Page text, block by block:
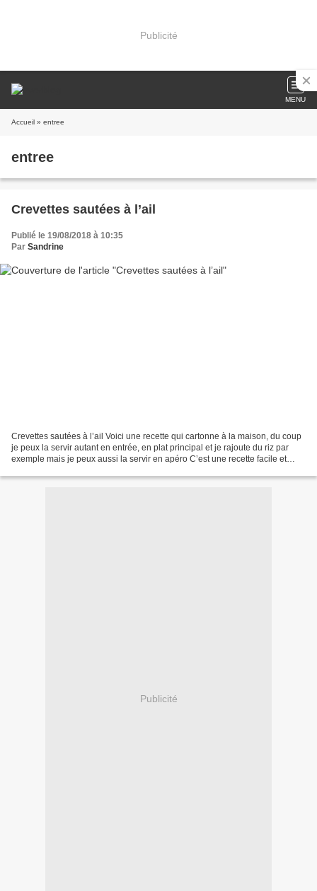
Publicité
MENU
Accueil » entree
entree
Crevettes sautées à l’ail
Publié le 19/08/2018 à 10:35
Par Sandrine
Crevettes sautées à l’ail Voici une recette qui cartonne à la maison, du coup
je peux la servir autant en entrée, en plat principal et je rajoute du riz par
exemple mais je peux aussi la servir en apéro C’est une recette facile et
Publicité